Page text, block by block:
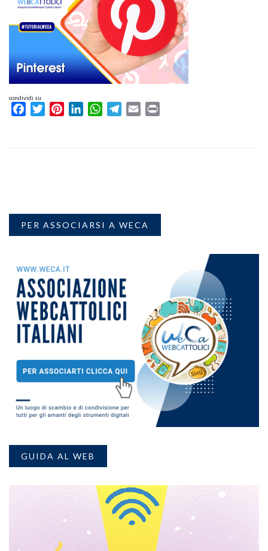
condividi su
FacebookTwitterPinterestLinkedInWhatsAppTelegram
Email
PER ASSOCIARSI A WECA
GUIDA AL WEB